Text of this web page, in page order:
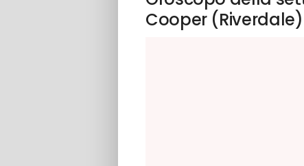
Cooper (Riverdale)